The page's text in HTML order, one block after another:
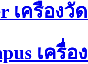
เครื่อง
เครื่